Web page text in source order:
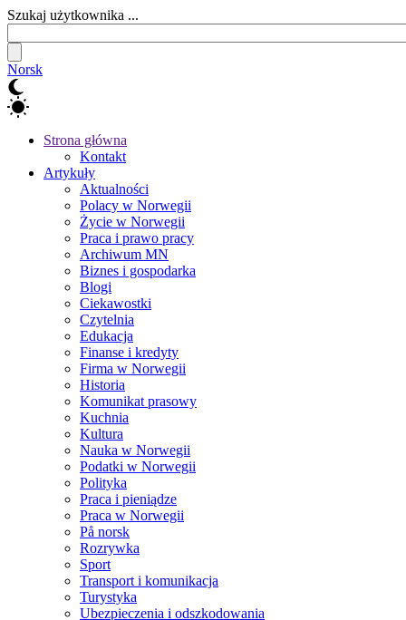
Szukaj użytkownika ...
Norsk
Strona główna
Kontakt
Artykuły
Aktualności
Polacy w Norwegii
Życie w Norwegii
Praca i prawo pracy
Archiwum MN
Biznes i gospodarka
Blogi
Ciekawostki
Czytelnia
Edukacja
Finanse i kredyty
Firma w Norwegii
Historia
Komunikat prasowy
Kuchnia
Kultura
Nauka w Norwegii
Podatki w Norwegii
Polityka
Praca i pieniądze
Praca w Norwegii
På norsk
Rozrywka
Sport
Transport i komunikacja
Turystyka
Ubezpieczenia i odszkodowania